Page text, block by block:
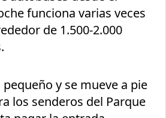
funciona varias veces
de 1.500-2.000
pequeño y se mueve a pie
los senderos del Parque